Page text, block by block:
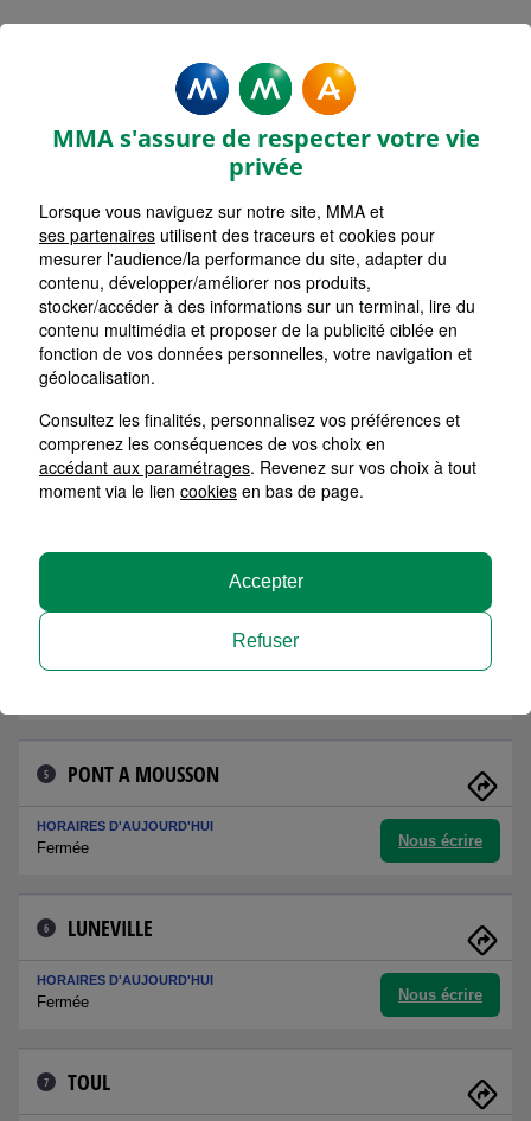
Rechercher une agence par code postal ou ville
Commencez à taper pour voir les suggestions de
Aucune suggestion disponible
LISTE AGENCES
NANCY SAINT NICOLAS
HORAIRES D'AUJOURD'HUI
Fermée
2 SAINT MAX
HORAIRES D'AUJOURD'HUI
Fermée
3 NANCY SAINT FIACRE
CHATEAU SALINS
HORAIRES D'AUJOURD'HUI
5 PONT A MOUSSON
HORAIRES D'AUJOURD'HUI
Fermée Nous écrire
6 LUNEVILLE
HORAIRES D'AUJOURD'HUI
Fermée Nous écrire
7 TOUL
MMA s'assure de respecter votre vie
privée
Lorsque vous naviguez sur notre site, MMA et
ses partenaires utilisent des traceurs et cookies pour
mesurer l'audience/la performance du site, adapter du
contenu, développer/améliorer nos produits,
stocker/accéder à des informations sur un terminal, lire du
contenu multimédia et proposer de la publicité ciblée en
fonction de vos données personnelles, votre navigation et
géolocalisation.
Consultez les finalités, personnalisez vos préférences et
comprenez les conséquences de vos choix en
accédant aux paramétrages. Revenez sur vos choix à tout
moment via le lien cookies en bas de page.
Refuser
Accepter